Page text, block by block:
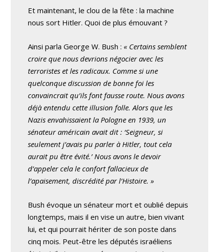
Et maintenant, le clou de la fête : la machine
nous sort Hitler. Quoi de plus émouvant ?
Ainsi parla George W. Bush :« Certains semblent
croire que nous devrions négocier avec les
terroristes et les radicaux. Comme si une
quelconque discussion de bonne foi les
convaincrait qu’ils font fausse route. Nous avons
déjà entendu cette illusion folle. Alors que les
Nazis envahissaient la Pologne en 1939, un
sénateur américain avait dit : ‘Seigneur, si
seulement j’avais pu parler à Hitler, tout cela
aurait pu être évité.’ Nous avons le devoir
d’appeler cela le confort fallacieux de
l’apaisement, discrédité par l’Histoire. »
Bush évoque un sénateur mort et oublié depuis
longtemps, mais il en vise un autre, bien vivant
lui, et qui pourrait hériter de son poste dans
cinq mois. Peut-être les députés israéliens